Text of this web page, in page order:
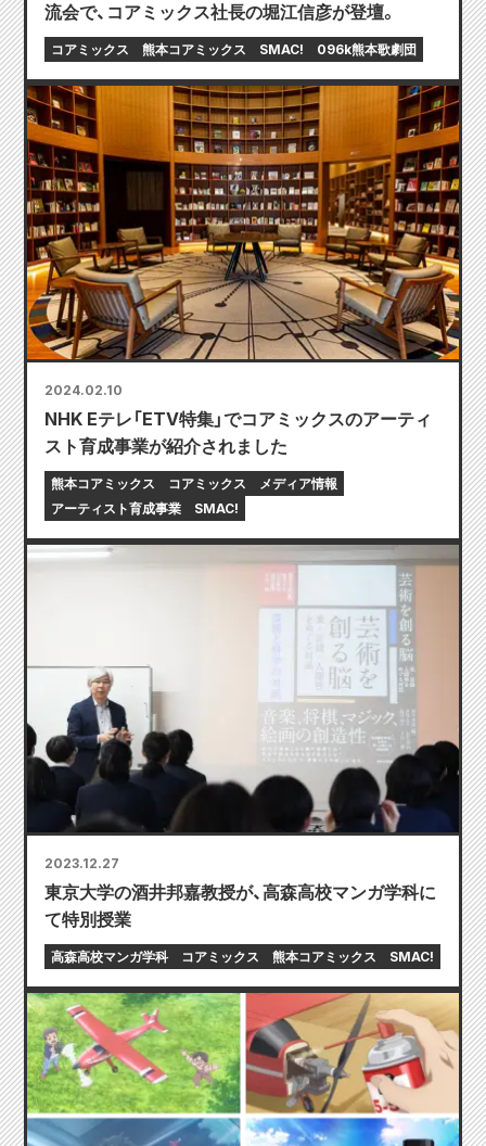
流会で、コアミックス社長の堀江信彦が登壇。
コアミックス 熊本コアミックス SMAC! 096k熊本歌劇団
2024.02.10
NHK Eテレ「ETV特集」でコアミックスのアーティ
スト育成事業が紹介されました
熊本コアミックス コアミックス
メディア情報
アーティスト育成事業
SMAC!
2023.12.27
東京大学の酒井邦嘉教授が、高森高校マンガ学科に
て特別授業
高森高校マンガ学科 コアミックス 熊本コアミックス SMAC!